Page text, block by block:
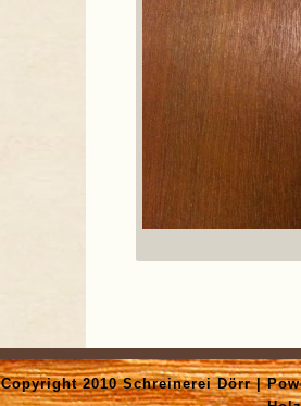
Copyright 2010 Schreinerei Dörr |